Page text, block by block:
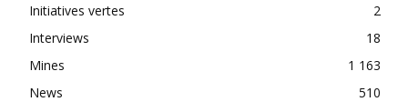
Initiatives vertes
2
Interviews
18
Mines
1 163
News
510